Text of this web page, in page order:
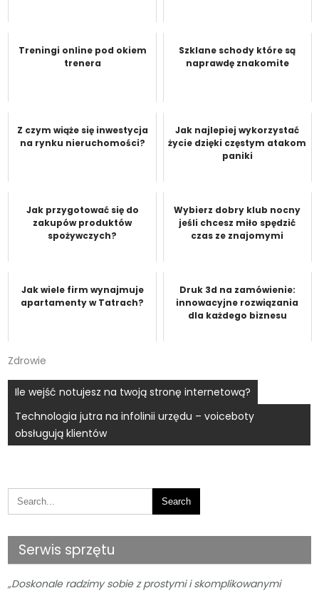
Treningi online pod okiem
trenera
Szklane schody które są
naprawdę znakomite
Z czym wiąże się inwestycja
na rynku nieruchomości?
Jak najlepiej wykorzystać
życie dzięki częstym atakom
paniki
Jak przygotować się do
zakupów produktów
spożywczych?
Wybierz dobry klub nocny
jeśli chcesz miło spędzić
czas ze znajomymi
Jak wiele firm wynajmuje
apartamenty w Tatrach?
Druk 3d na zamówienie:
innowacyjne rozwiązania
dla każdego biznesu
Zdrowie
Nawigacja
wpisu
Ile wejść notujesz na twoją stronę internetową?
Technologia jutra na infolinii urzędu – voiceboty
obsługują klientów
Serwis sprzętu
„Doskonale radzimy sobie z prostymi i skomplikowanymi